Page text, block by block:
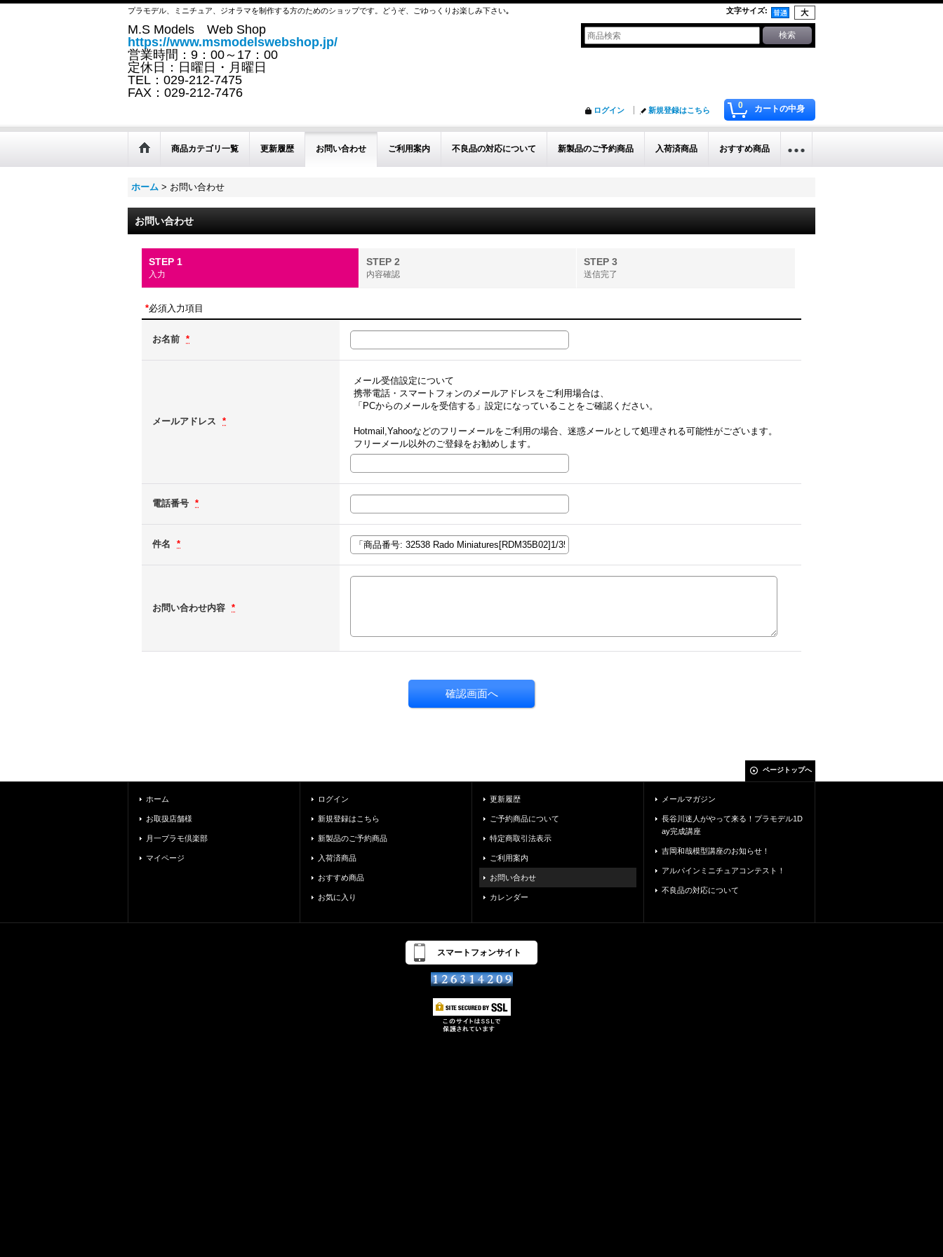
プラモデル、ミニチュア、ジオラマを制作する方のためのショップです。どうぞ、ごゆっくりお楽しみ下さい｡ 文字サイズ:
M.S Models Web Shop
https://www.msmodelswebshop.jp/
営業時間：9：00～17：00
定休日：日曜日・月曜日
TEL：029-212-7475
FAX：029-212-7476
0 カートの中身
ログイン 新規登録はこちら
商品カテゴリ一覧 更新履歴 お問い合わせ ご利用案内 不良品の対応について 新製品のご予約商品 入荷済商品 おすすめ商品
ホーム > お問い合わせ
お問い合わせ
STEP 1
入力
STEP 2
内容確認
STEP 3
送信完了
*必須入力項目
お名前 *
メールアドレス *
メール受信設定について
携帯電話・スマートフォンのメールアドレスをご利用場合は、
「PCからのメールを受信する」設定になっていることをご確認ください。
Hotmail,Yahooなどのフリーメールをご利用の場合、迷惑メールとして処理される可能性がございます。
フリーメール以外のご登録をお勧めします。
電話番号 *
件名 *
お問い合わせ内容 *
ページトップへ
ホーム
お取扱店舗様
月一プラモ倶楽部
マイページ
ログイン
新規登録はこちら
新製品のご予約商品
入荷済商品
おすすめ商品
お気に入り
更新履歴
ご予約商品について
特定商取引法表示
ご利用案内
お問い合わせ
カレンダー
メールマガジン
長谷川迷人がやって来る！プラモデル1D
ay完成講座
吉岡和哉模型講座のお知らせ！
アルパインミニチュアコンテスト！
不良品の対応について
スマートフォンサイト